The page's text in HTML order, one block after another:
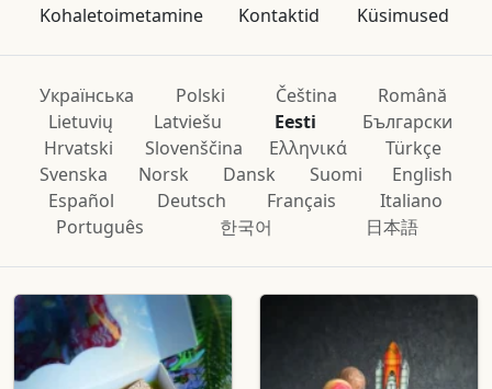
Kohaletoimetamine Kontaktid Küsimused
Українська Polski Čeština
Română
Lietuvių
Latviešu Eesti
Български
Hrvatski
Slovenščina Ελληνικά
Türkçe
Svenska
Norsk Dansk Suomi
English
Español
Deutsch Français
Italiano
Português
한국어 日本語